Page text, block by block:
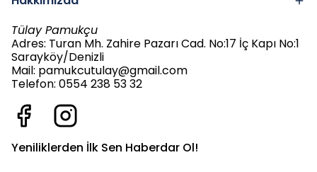
Tülay Pamukçu
Adres: Turan Mh. Zahire Pazarı Cad. No:17 İç Kapı No:1
Sarayköy/Denizli
Mail: pamukcutulay@gmail.com
Telefon: 0554 238 53 32
Yeniliklerden İlk Sen Haberdar Ol!